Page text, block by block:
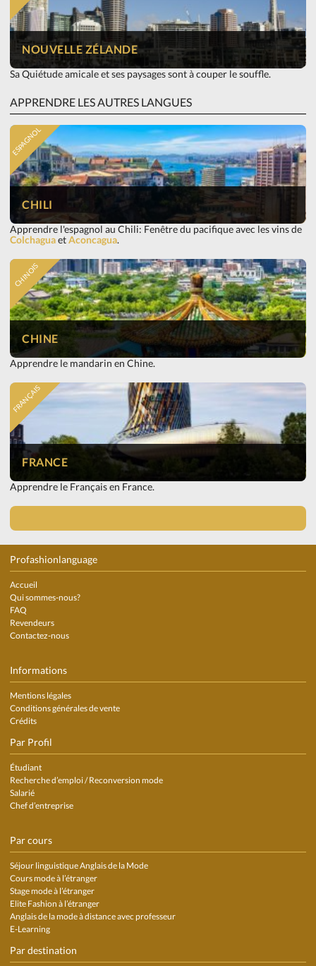
NOUVELLE ZÉLANDE
Sa Quiétude amicale et ses paysages sont à couper le souffle.
APPRENDRE LES AUTRES LANGUES
ESPAGNOL
CHILI
Apprendre l'espagnol au Chili: Fenêtre du pacifique avec les vins de
ColchaguaetAconcagua.
CHINOIS
CHINE
Apprendre le mandarin en Chine.
FRANÇAIS
FRANCE
Apprendre le Français en France.
Profashionlanguage
Accueil
Qui sommes-nous?
FAQ
Revendeurs
Contactez-nous
Informations
Mentions légales
Conditions générales de vente
Crédits
Par Profil
Étudiant
Recherche d’emploi / Reconversion mode
Salarié
Chef d’entreprise
Par cours
Séjour linguistique Anglais de la Mode
Cours mode à l’étranger
Stage mode à l’étranger
Elite Fashion à l’étranger
Anglais de la mode à distance avec professeur
E-Learning
Par destination